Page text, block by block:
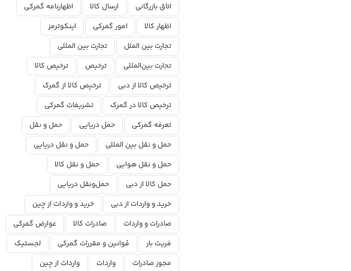
اتاق بازرگانی ارسال کالا
اظهارنامه گمرکی
اظهار کالا
امور گمرکی
اینکوترمز
تجارت بین الملل
تجارت بین المللی
تجارت بین‌المللی
ترخیص
ترخیص کالا
ترخیص کالا از دبی
ترخیص کالا از گمرک
ترخیص کالا در گمرک
تشریفات گمرکی
تعرفه گمرکی
حمل دریایی
حمل و نقل
حمل و نقل بین المللی
حمل و نقل دریایی
حمل و نقل هوایی
حمل و نقل کالا
حمل کالا از دبی
حمل‌ونقل دریایی
خرید و واردات از دبی
خرید و واردات از چین
صادرات و واردات
صادرات کالا
عوارض گمرکی
فریت بار
قوانین و مقررات گمرکی
لجستیک
مجوز صادرات
واردات
واردات از چین